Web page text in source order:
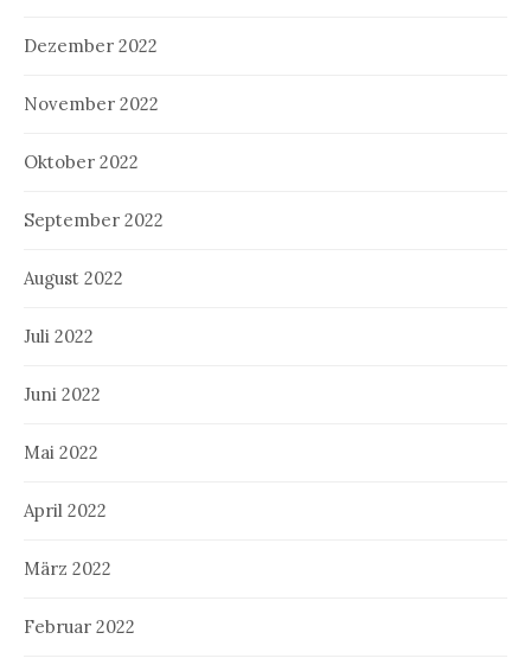
Dezember 2022
November 2022
Oktober 2022
September 2022
August 2022
Juli 2022
Juni 2022
Mai 2022
April 2022
März 2022
Februar 2022